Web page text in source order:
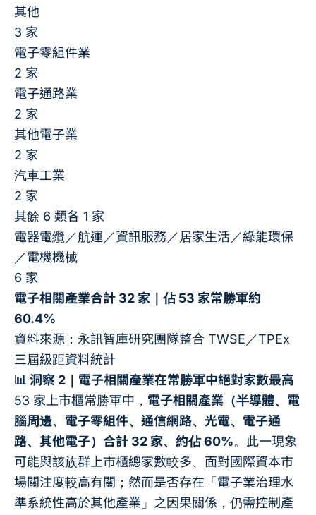
其他
3 家
電子零組件業
2 家
電子通路業
2 家
其他電子業
2 家
汽車工業
2 家
其餘 6 類各 1 家
電器電纜／航運／資訊服務／居家生活／綠能環保
／電機機械
6 家
電子相關產業合計 32 家｜佔 53 家常勝軍約
60.4%
資料來源：永訊智庫研究團隊整合 TWSE／TPEx
三屆級距資料統計
📊 洞察 2｜電子相關產業在常勝軍中絕對家數最高
53 家上市櫃常勝軍中， 電子相關產業（半導體、電
腦周邊、電子零組件、通信網路、光電、電子通
路、其他電子）合計 32 家、約佔 60%。此一現象
可能與該族群上市櫃總家數較多、面對國際資本市
場關注度較高有關；然而是否存在「電子業治理水
準系統性高於其他產業」之因果關係，仍需控制產